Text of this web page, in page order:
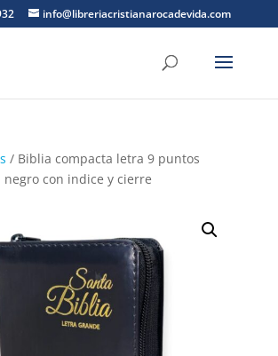
info@libreriacristianarocadevida.com
/ Biblia compacta letra 9 puntos
negro con indice y cierre